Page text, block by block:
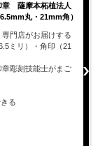
章 薩摩本柘植法人
丸・21mm角）
門店がお届けする
ミリ）・角印（21
彫刻技能士がまご
る